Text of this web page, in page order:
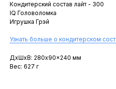
Кондитерский состав лайт - 300
IQ Головоломка
Игрушка Грэй
Узнать больше о кондитерском
ДxШxВ: 280x90x240 мм
Вес: 627 г